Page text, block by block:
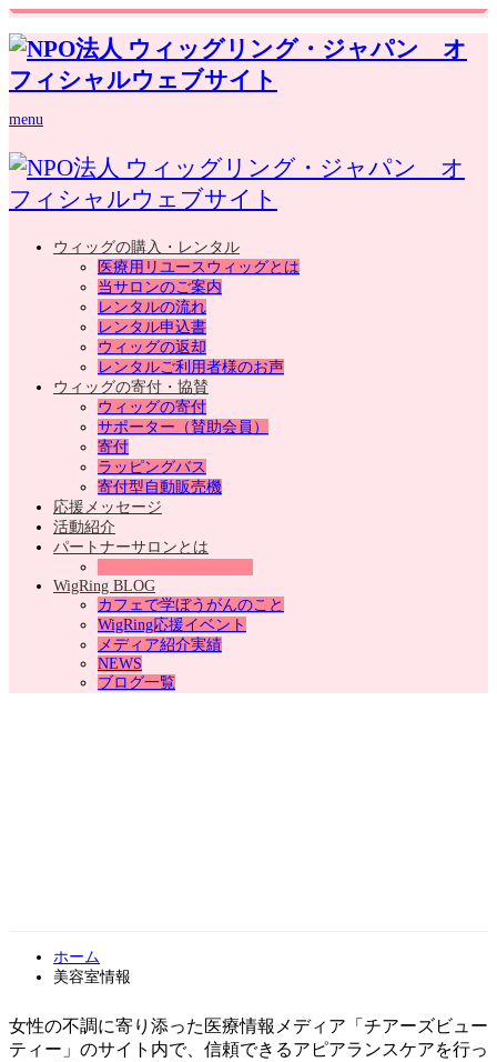
menu
ウィッグの購入・レンタル
医療用リユースウィッグとは
当サロンのご案内
レンタルの流れ
レンタル申込書
ウィッグの返却
レンタルご利用者様のお声
ウィッグの寄付・協賛
ウィッグの寄付
サポーター（賛助会員）
寄付
ラッピングバス
寄付型自動販売機
応援メッセージ
活動紹介
パートナーサロンとは
WigRing BLOG
カフェで学ぼうがんのこと
WigRing応援イベント
メディア紹介実績
NEWS
ブログ一覧
ホーム
美容室情報
女性の不調に寄り添った医療情報メディア「チアーズビュー
ティー」のサイト内で、信頼できるアピアランスケアを行っ